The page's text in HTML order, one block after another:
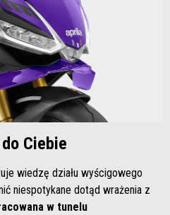
Ciebie
wiedzę działu wyścigowego
niespotykane dotąd wrażenia z
w tunelu